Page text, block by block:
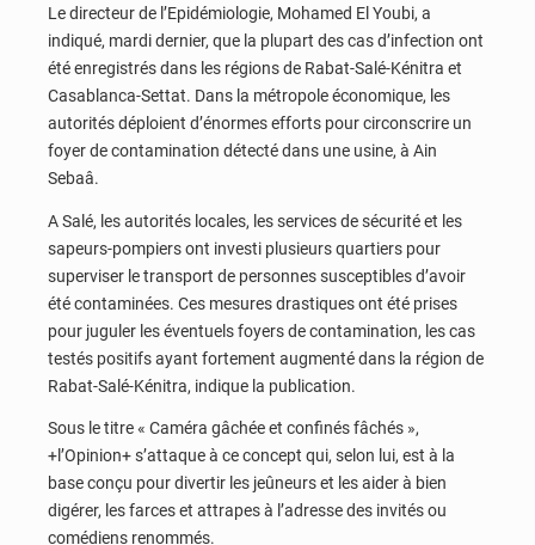
Le directeur de l’Epidémiologie, Mohamed El Youbi, a
indiqué, mardi dernier, que la plupart des cas d’infection ont
été enregistrés dans les régions de Rabat-Salé-Kénitra et
Casablanca-Settat. Dans la métropole économique, les
autorités déploient d’énormes efforts pour circonscrire un
foyer de contamination détecté dans une usine, à Ain
Sebaâ.
A Salé, les autorités locales, les services de sécurité et les
sapeurs-pompiers ont investi plusieurs quartiers pour
superviser le transport de personnes susceptibles d’avoir
été contaminées. Ces mesures drastiques ont été prises
pour juguler les éventuels foyers de contamination, les cas
testés positifs ayant fortement augmenté dans la région de
Rabat-Salé-Kénitra, indique la publication.
Sous le titre « Caméra gâchée et confinés fâchés »,
+l’Opinion+ s’attaque à ce concept qui, selon lui, est à la
base conçu pour divertir les jeûneurs et les aider à bien
digérer, les farces et attrapes à l’adresse des invités ou
comédiens renommés.